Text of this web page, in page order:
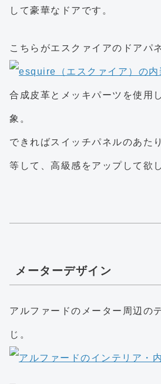
して豪華なドアです。
こちらがエスクァイアのドアパ
合成皮革とメッキパーツを使用
象。
できればスイッチパネルのあた
等して、高級感をアップして欲
メーターデザイン
アルファードのメーター周辺の
じ。